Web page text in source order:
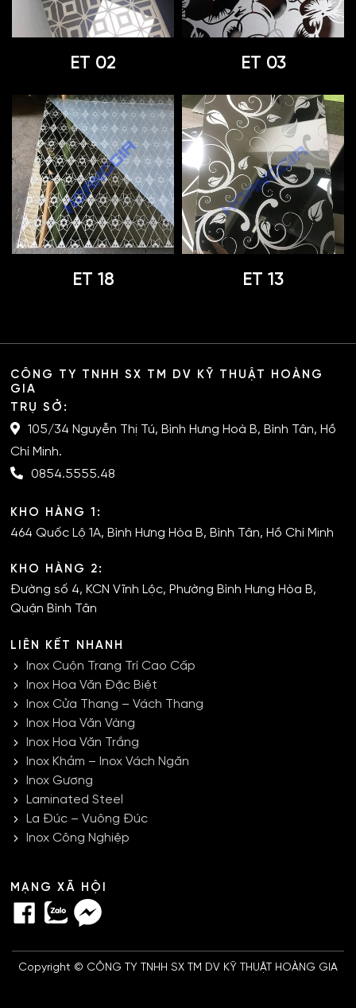
ET 02 ET 03
ET 18 ET 13
CÔNG TY TNHH SX TM DV KỸ THUẬT HOÀNG
GIA
TRỤ SỞ:
105/34 Nguyễn Thị Tú, Bình Hưng Hoà B, Bình Tân, Hồ
Chí Minh.
0854.5555.48
KHO HÀNG 1:
464 Quốc Lộ 1A, Bình Hưng Hòa B, Bình Tân, Hồ Chí Minh
KHO HÀNG 2:
Đường số 4, KCN Vĩnh Lộc, Phường Bình Hưng Hòa B,
Quận Bình Tân
LIÊN KẾT NHANH
Inox Cuộn Trang Trí Cao Cấp
Inox Hoa Văn Đặc Biệt
Inox Cửa Thang – Vách Thang
Inox Hoa Văn Vàng
Inox Hoa Văn Trắng
Inox Khảm – Inox Vách Ngăn
Inox Gương
Laminated Steel
La Đúc – Vuông Đúc
Inox Công Nghiệp
MẠNG XÃ HỘI
Copyright © CÔNG TY TNHH SX TM DV KỸ THUẬT HOÀNG GIA